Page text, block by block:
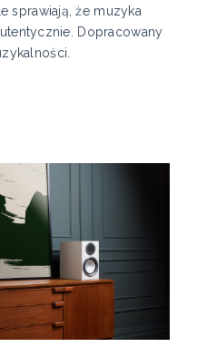
sprawiają, że muzyka
Dopracowany